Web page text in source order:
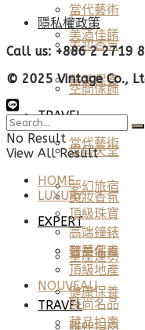
美酒佳餚
空間傢飾
當代藝術
美妝香氛
醫美保養
TRAVEL
當代藝術
美妝香氛
醫美保養
TRAVEL
度假天堂
夢幻旅宿
EXPERT
星座運勢
健康保養
隱私權政策
Call us: +886 2 2719
© 2025 Vintage Co.,
No Result
View All Result
HOME
LUXURY
頂級珠寶
高端鐘錶
奢華名車
頂級地產
NOUVEAU
時尚名品
藏品拍賣